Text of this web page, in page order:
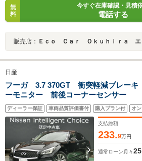
無
料
今すぐ在庫確認・見積
電話する
販売店： Ｅｃｏ Ｃａｒ Ｏｋｕｈｉｒａ エ
日産
フーガ 3.7 370GT 衝突軽減ブレーキ
ーモニター 前後コーナーセンサー
プ オートクルーズ機能 電動シート
ットモニター 高周波セキュリティー
ディーラー保証 車両品質評価書付 購入プラン付 オ
支払総額
233.9万円
通常ローン 月々